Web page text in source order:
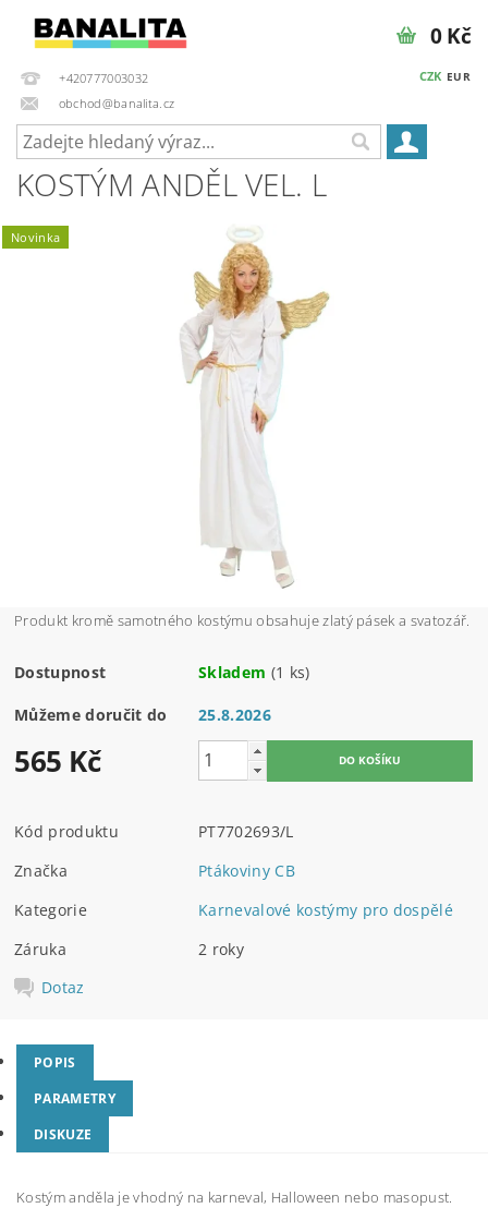
+420777003032
obchod@banalita.cz
CZK EUR
0 Kč
KOSTÝM ANDĚL VEL. L
Novinka
Produkt kromě samotného kostýmu obsahuje zlatý pásek a svatozář.
Dostupnost Skladem (1 ks)
Můžeme doručit do 25.8.2026
565 Kč
Kód produktu
PT7702693/L
Značka
Ptákoviny CB
Kategorie
Karnevalové kostýmy pro dospělé
Záruka
2 roky
Dotaz
POPIS
PARAMETRY
DISKUZE
Kostým anděla je vhodný na karneval, Halloween nebo masopust.